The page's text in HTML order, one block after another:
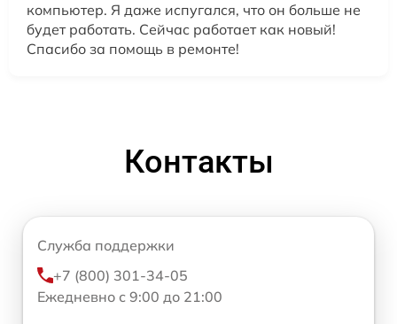
компьютер. Я даже испугался, что он больше не
будет работать. Сейчас работает как новый!
Спасибо за помощь в ремонте!
Контакты
Служба поддержки
+7 (800) 301-34-05
Ежедневно с 9:00 до 21:00